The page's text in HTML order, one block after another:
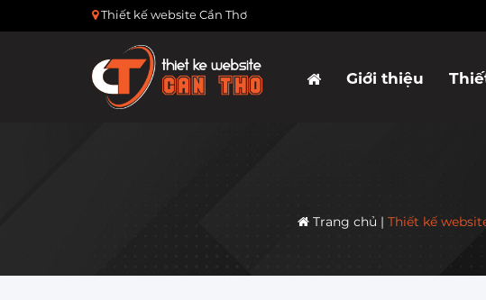
Thiết kế website Cần Thơ
Giới thiệu
Trang chủ | Thiết kế